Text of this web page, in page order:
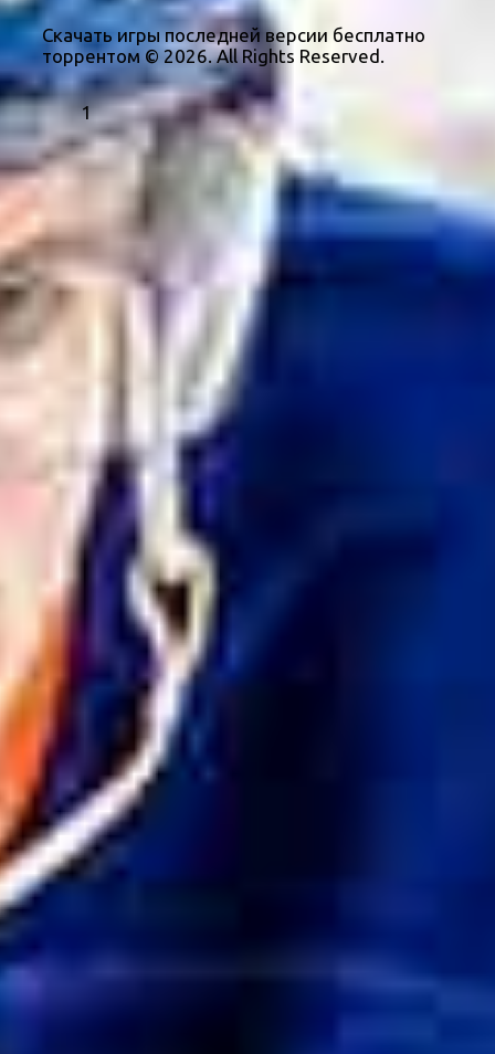
Скачать игры последней версии бесплатно
торрентом © 2026. All Rights Reserved.
1